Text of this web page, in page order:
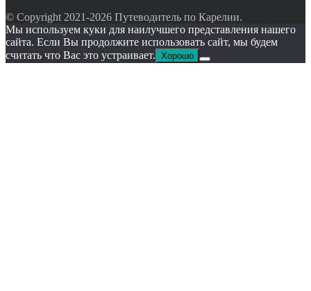
© Copyright 2021-2026 Путеводитель по Карелии.
Мы используем куки для наилучшего представления нашего
сайта. Если Вы продолжите использовать сайт, мы будем
считать что Вас это устраивает. Хорошо